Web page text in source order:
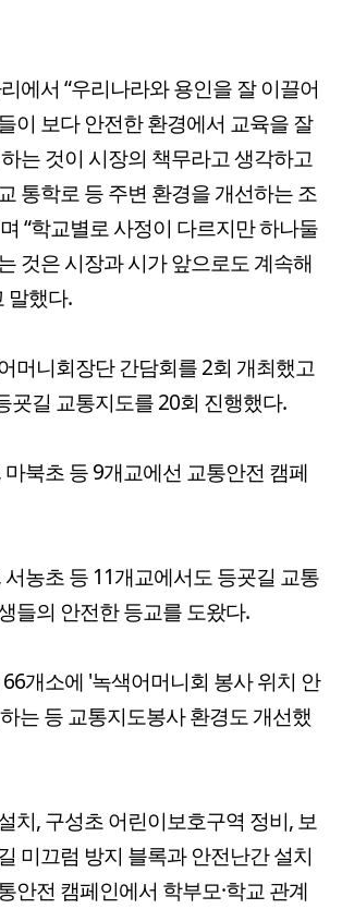
에서 “우리나라와 용인을 잘 이끌어
이 보다 안전한 환경에서 교육을 잘
는 것이 시장의 책무라고 생각하고
통학로 등 주변 환경을 개선하는 조
“학교별로 사정이 다르지만 하나둘
것은 시장과 시가 앞으로도 계속해
말했다.
머니회장단 간담회를 2회 개최했고
굣길 교통지도를 20회 진행했다.
북초 등 9개교에선 교통안전 캠페
농초 등 11개교에서도 등굣길 교통
들의 안전한 등교를 도왔다.
개소에 '녹색어머니회 봉사 위치 안
는 등 교통지도봉사 환경도 개선했
치, 구성초 어린이보호구역 정비, 보
미끄럼 방지 블록과 안전난간 설치
안전 캠페인에서 학부모·학교 관계